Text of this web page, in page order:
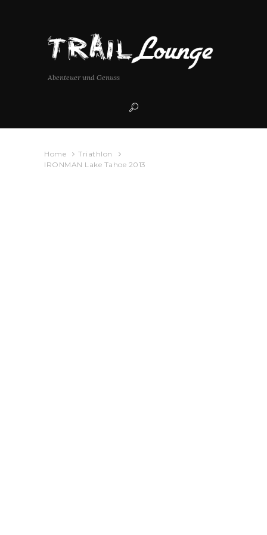
Abenteuer und Genuss
Home
Triathlon
IRONMAN Lake Tahoe 2013